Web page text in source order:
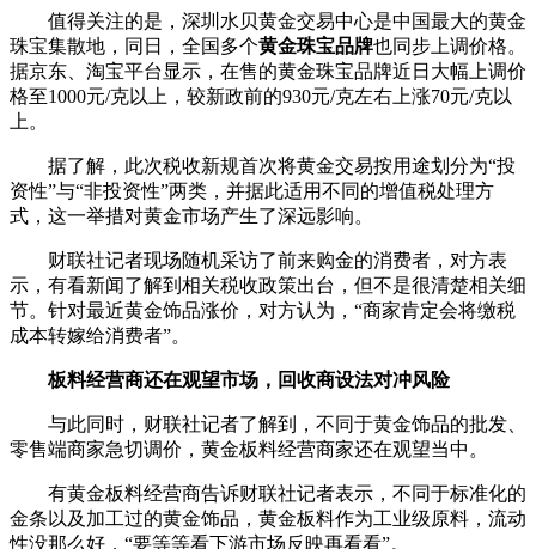
值得关注的是，深圳水贝黄金交易中心是中国最大的黄金
珠宝集散地，同日，全国多个黄金珠宝品牌也同步上调价格。
据京东、淘宝平台显示，在售的黄金珠宝品牌近日大幅上调价
格至1000元/克以上，较新政前的930元/克左右上涨70元/克以
上。
据了解，此次税收新规首次将黄金交易按用途划分为“投
资性”与“非投资性”两类，并据此适用不同的增值税处理方
式，这一举措对黄金市场产生了深远影响。
财联社记者现场随机采访了前来购金的消费者，对方表
示，有看新闻了解到相关税收政策出台，但不是很清楚相关细
节。针对最近黄金饰品涨价，对方认为，“商家肯定会将缴税
成本转嫁给消费者”。
板料经营商还在观望市场，回收商设法对冲风险
与此同时，财联社记者了解到，不同于黄金饰品的批发、
零售端商家急切调价，黄金板料经营商家还在观望当中。
有黄金板料经营商告诉财联社记者表示，不同于标准化的
金条以及加工过的黄金饰品，黄金板料作为工业级原料，流动
性没那么好，“要等等看下游市场反映再看看”。